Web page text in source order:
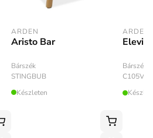
ARDEN
Aristo Bar
Bárszék
STINGBUB
Készleten
ARDEN
Bárszék